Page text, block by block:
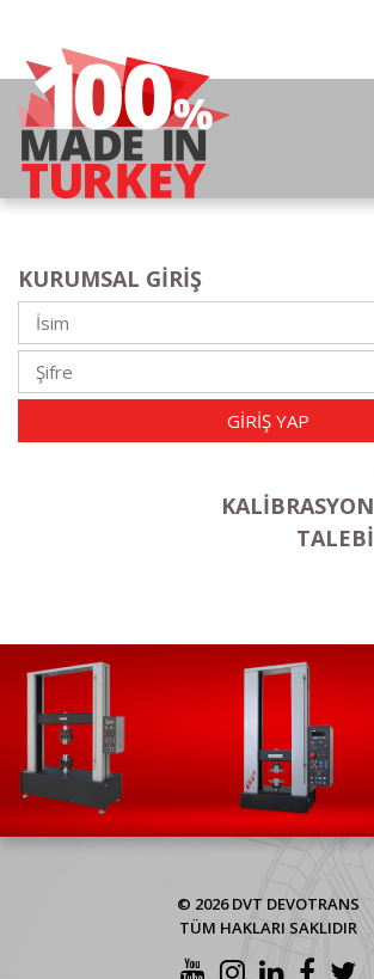
KURUMSAL GIRIŞ
GIRIŞ YAP
KALIBRASYON
TALEBI
© 2026 DVT DEVOTRANS
TÜM HAKLARI SAKLIDIR